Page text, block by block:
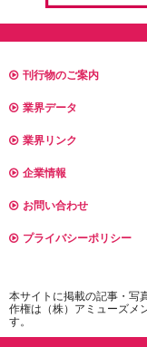
刊行物のご案内
業界データ
業界リンク
企業情報
お問い合わせ
プライバシーポリシー
本サイトに掲載の記事・写
作権は（株）アミューズメ
す。